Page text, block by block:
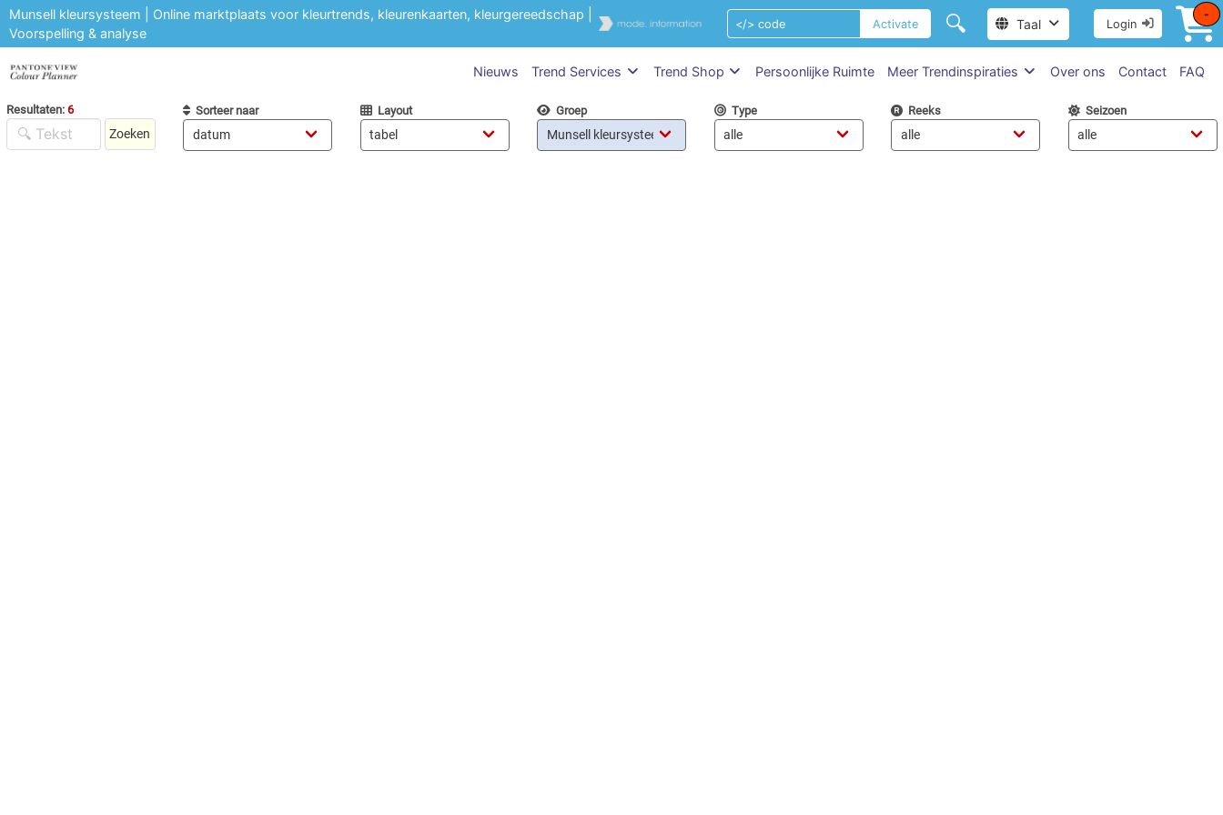
Munsell kleursysteem | Online marktplaats voor kleurtrends, kleurenkaarten, kleurgereedschap |
Voorspelling & analyse
Activate 🔍 Taal Login
-
Nieuws Trend Services Trend Shop Persoonlijke Ruimte Meer Trendinspiraties Over ons Contact FAQ
Resultaten: 6
Zoeken
Sorteer naar Layout Groep Type Reeks Seizoen